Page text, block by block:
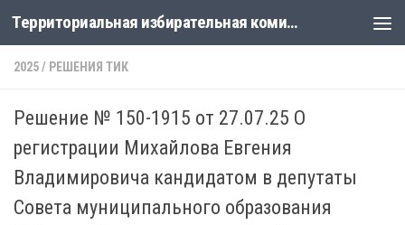
Перейти к содержимому Территориальная избирательная комиссия Лабинская
2025/ РЕШЕНИЯ ТИК
Решение № 150-1915 от 27.07.25 О
регистрации Михайлова Евгения
Владимировича кандидатом в депутаты
Совета муниципального образования